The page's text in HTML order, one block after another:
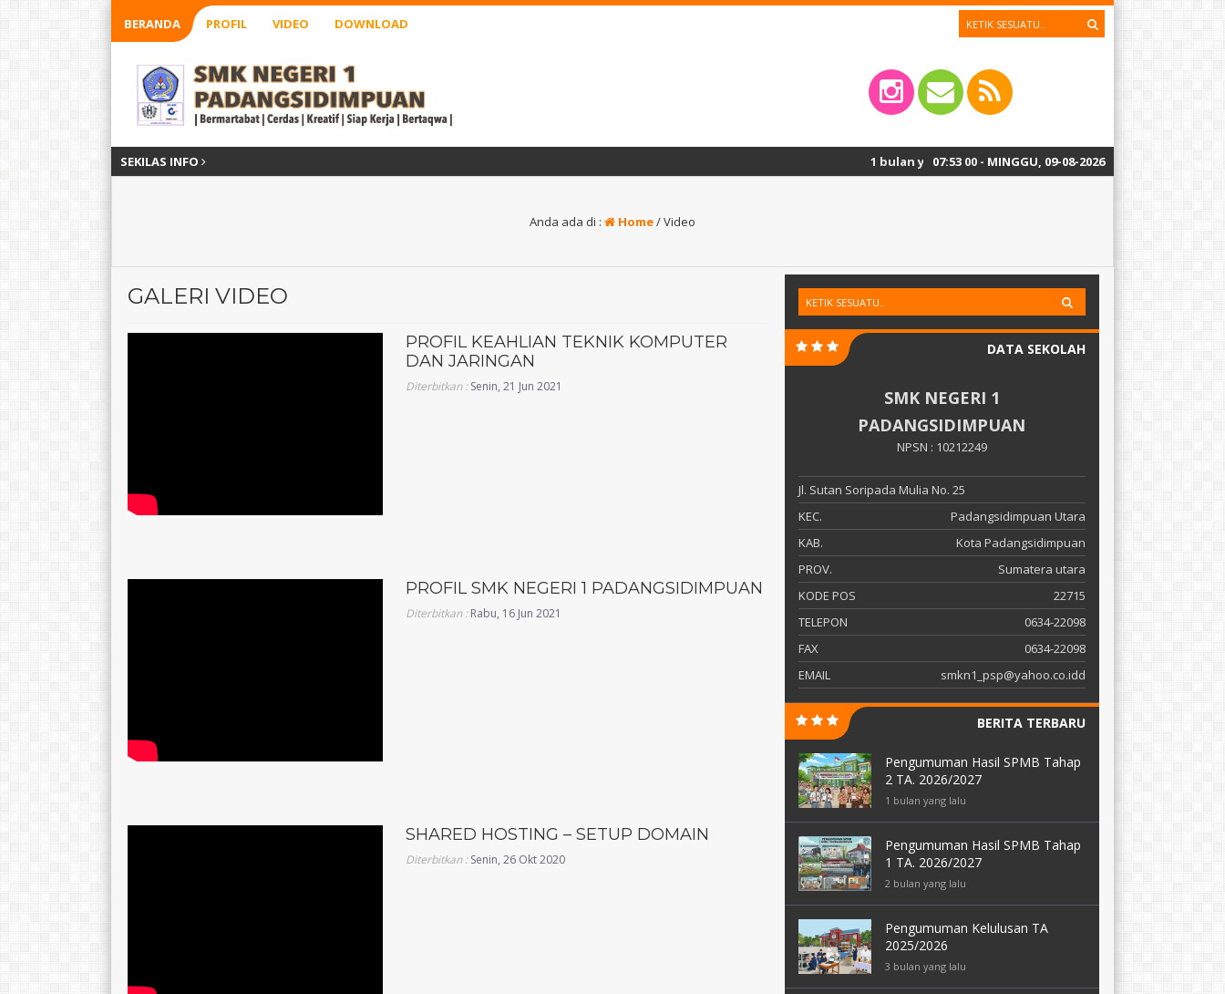
BERANDA PROFIL VIDEO DOWNLOAD
SEKILAS INFO 07:53 01 - MINGGU, 09-08-2026
1 bulan yang lalu/ Daftar Ulang SPMB Tahap 2 Tahun Ajaran 2026/2027
Anda ada di : Home/Video
GALERI VIDEO
PROFIL KEAHLIAN TEKNIK KOMPUTER
DAN JARINGAN
Diterbitkan :Senin, 21 Jun 2021
PROFIL SMK NEGERI 1 PADANGSIDIMPUAN
Diterbitkan :Rabu, 16 Jun 2021
SHARED HOSTING – SETUP DOMAIN
Diterbitkan :Senin, 26 Okt 2020
DATA SEKOLAH
SMK NEGERI 1
PADANGSIDIMPUAN
NPSN : 10212249
Jl. Sutan Soripada Mulia No. 25
KEC.
Padangsidimpuan Utara
KAB.
Kota Padangsidimpuan
PROV.
Sumatera utara
KODE POS
22715
TELEPON
0634-22098
FAX
0634-22098
EMAIL
smkn1_psp@yahoo.co.idd
BERITA TERBARU
Pengumuman Hasil SPMB Tahap
2 TA. 2026/2027
1 bulan yang lalu
Pengumuman Hasil SPMB Tahap
1 TA. 2026/2027
2 bulan yang lalu
Pengumuman Kelulusan TA
2025/2026
3 bulan yang lalu